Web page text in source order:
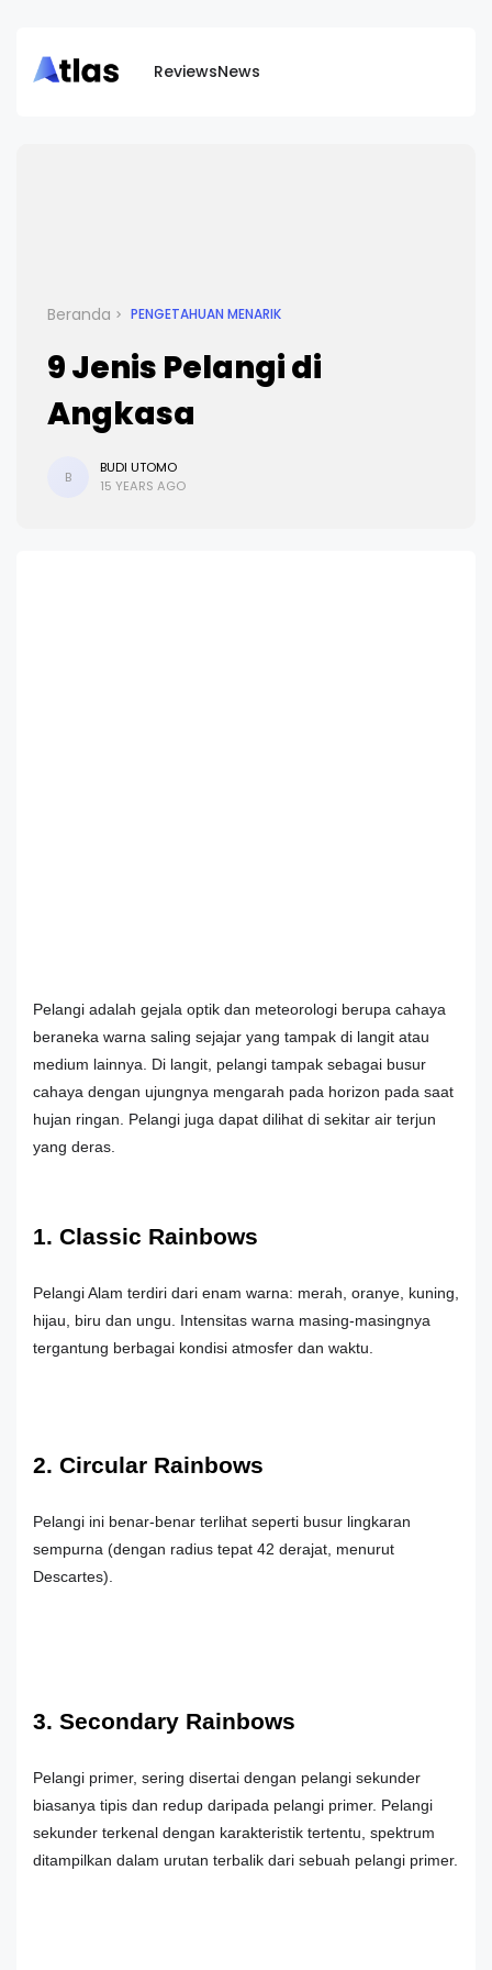
ReviewsNews
Beranda PENGETAHUAN MENARIK
9 Jenis Pelangi di
Angkasa
B
BUDI UTOMO
15 YEARS AGO
Pelangi adalah gejala optik dan meteorologi berupa cahaya
beraneka warna saling sejajar yang tampak di langit atau
medium lainnya. Di langit, pelangi tampak sebagai busur
cahaya dengan ujungnya mengarah pada horizon pada saat
hujan ringan. Pelangi juga dapat dilihat di sekitar air terjun
yang deras.
1. Classic Rainbows
Pelangi Alam terdiri dari enam warna: merah, oranye, kuning,
hijau, biru dan ungu. Intensitas warna masing-masingnya
tergantung berbagai kondisi atmosfer dan waktu.
2. Circular Rainbows
Pelangi ini benar-benar terlihat seperti busur lingkaran
sempurna (dengan radius tepat 42 derajat, menurut
Descartes).
3. Secondary Rainbows
Pelangi primer, sering disertai dengan pelangi sekunder
biasanya tipis dan redup daripada pelangi primer. Pelangi
sekunder terkenal dengan karakteristik tertentu, spektrum
ditampilkan dalam urutan terbalik dari sebuah pelangi primer.